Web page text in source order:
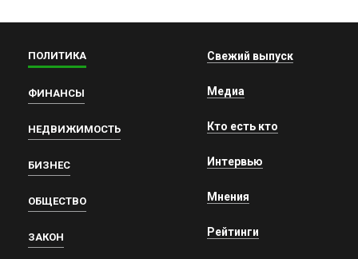
ПОЛИТИКА
ФИНАНСЫ
НЕДВИЖИМОСТЬ
БИЗНЕС
ОБЩЕСТВО
ЗАКОН
Свежий выпуск
Медиа
Кто есть кто
Интервью
Мнения
Рейтинги